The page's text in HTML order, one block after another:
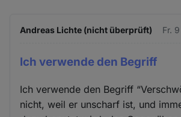
Andreas Lichte (nicht überprüft) Fr.
Ich verwende den Begriff
Ich verwende den Begriff
nicht, weil er unscharf ist, und